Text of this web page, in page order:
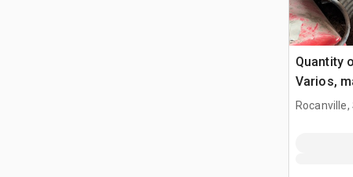
Quantity
Varios,
Rocanville,